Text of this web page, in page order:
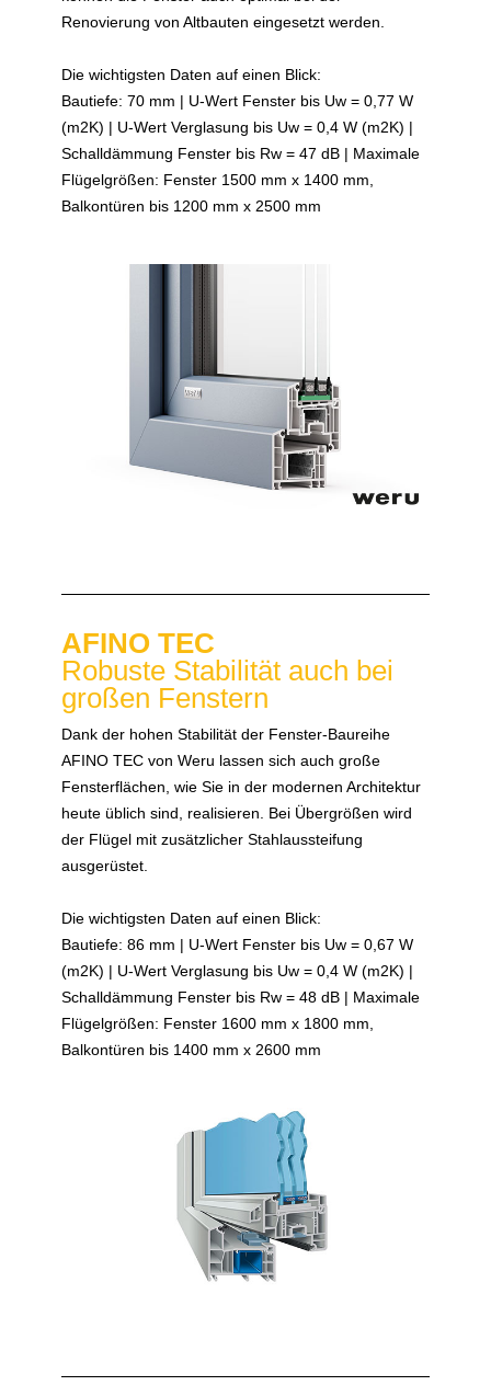
Renovierung von Altbauten eingesetzt werden.
Die wichtigsten Daten auf einen Blick:
Bautiefe: 70 mm | U-Wert Fenster bis Uw = 0,77 W
(m2K) | U-Wert Verglasung bis Uw = 0,4 W (m2K) |
Schalldämmung Fenster bis Rw = 47 dB | Maximale
Flügelgrößen: Fenster 1500 mm x 1400 mm,
Balkontüren bis 1200 mm x 2500 mm
AFINO TEC
Robuste Stabilität auch bei
großen Fenstern
Dank der hohen Stabilität der Fenster-Baureihe
AFINO TEC von Weru lassen sich auch große
Fensterflächen, wie Sie in der modernen Architektur
heute üblich sind, realisieren. Bei Übergrößen wird
der Flügel mit zusätzlicher Stahlaussteifung
ausgerüstet.
Die wichtigsten Daten auf einen Blick:
Bautiefe: 86 mm | U-Wert Fenster bis Uw = 0,67 W
(m2K) | U-Wert Verglasung bis Uw = 0,4 W (m2K) |
Schalldämmung Fenster bis Rw = 48 dB | Maximale
Flügelgrößen: Fenster 1600 mm x 1800 mm,
Balkontüren bis 1400 mm x 2600 mm